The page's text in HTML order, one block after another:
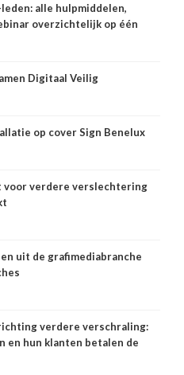
leden: alle hulpmiddelen,
overzichtelijk op één
Digitaal Veilig
op cover Sign Benelux
voor verdere verslechtering
uit de grafimediabranche
verdere verschraling:
en hun klanten betalen de